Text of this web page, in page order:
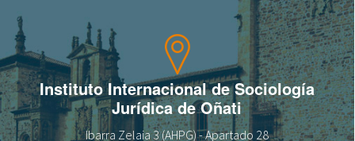
14
Instituto Internacional de Sociología
Jurídica de Oñati
Ibarra Zelaia 3 (AHPG) - Apartado 28